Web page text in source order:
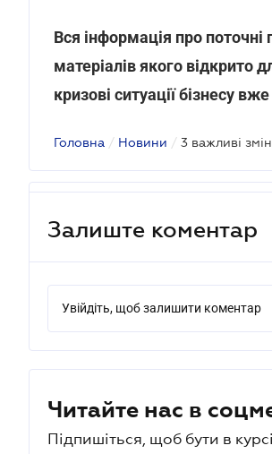
Вся інформація про
матеріалів якого відкрито
кризові ситуації бізнесу
Головна / Новини / 3 важливі
Залиште коментар
Увійдіть, щоб залишити коментар
Читайте нас в
Підпишіться, щоб бути в